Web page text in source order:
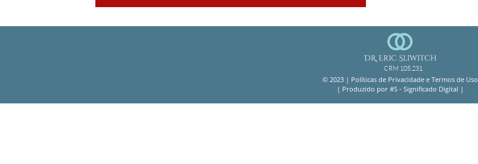
DR. Eric Sliwitch
CRM 105.231
© 2023 | Políticas de Privacidade e Termos de Uso
| Produzido por #S - Significado Digital |